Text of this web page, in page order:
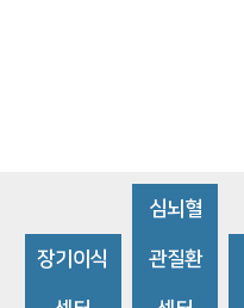
장기이식
심뇌혈
관질환